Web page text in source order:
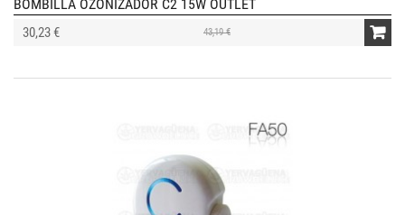
BOMBILLA OZONIZADOR C2 15W OUTLET
30,23 € 43,19 €